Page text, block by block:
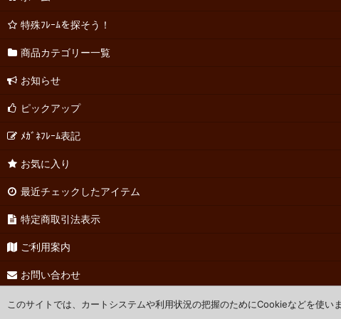
特殊ﾌﾚｰﾑを探そう！
商品カテゴリー一覧
お知らせ
ピックアップ
ﾒｶﾞﾈﾌﾚｰﾑ表記
お気に入り
最近チェックしたアイテム
特定商取引法表示
ご利用案内
お問い合わせ
このサイトでは、カートシステムや利用状況の把握のためにCookieなどを使